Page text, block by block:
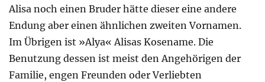
Alisa noch einen Bruder hätte dieser eine andere
Endung aber einen ähnlichen zweiten Vornamen.
Im Übrigen ist »Alya« Alisas Kosename. Die
Benutzung dessen ist meist den Angehörigen der
Familie, engen Freunden oder Verliebten